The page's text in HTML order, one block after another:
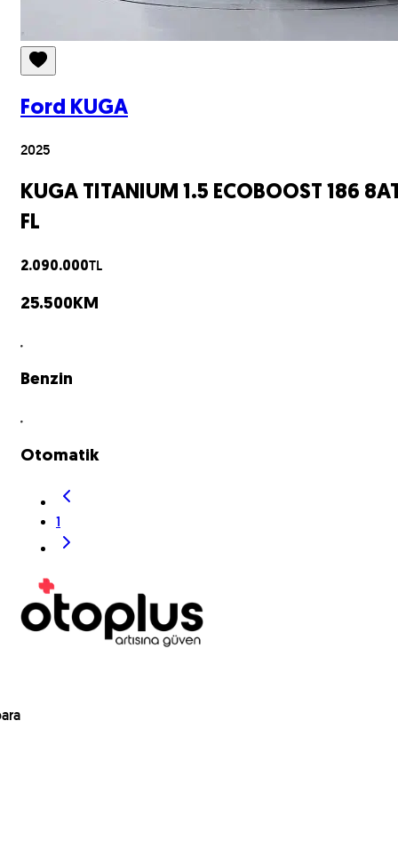
Ford KUGA
2025
KUGA TITANIUM 1.5 ECOBOOST 186
FL
2.090.000TL
25.500KM
Benzin
Otomatik
1